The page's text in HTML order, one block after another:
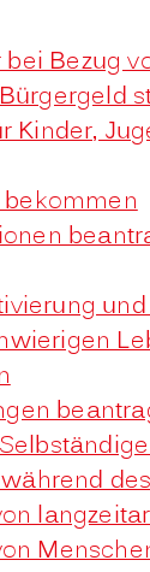
Bezug
Kinder,